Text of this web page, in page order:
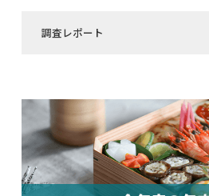
調査レポート